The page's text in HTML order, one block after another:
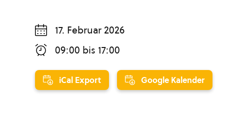
17. Februar 2026
09:00 bis 17:00
iCal Export Google Kalender